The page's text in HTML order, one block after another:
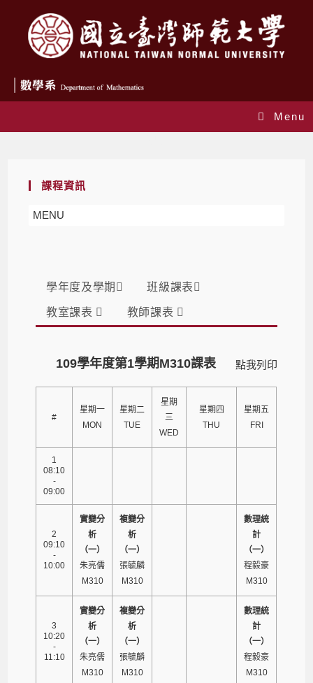
Menu
課程資訊
MENU
學年度及學期 班級課表
教室課表 教師課表
點我列印
109學年度第1學期M310課表
#
星期一
MON
星期二
TUE
星期
三
WED
星期四
THU
星期五
FRI
1
08:10
-
09:00
2
09:10
-
10:00
實變分
析
（一）
朱亮儒
M310
複變分
析
（一）
張毓麟
M310
數理統
計
（一）
程毅豪
M310
3
10:20
-
11:10
實變分
析
（一）
朱亮儒
M310
複變分
析
（一）
張毓麟
M310
數理統
計
（一）
程毅豪
M310